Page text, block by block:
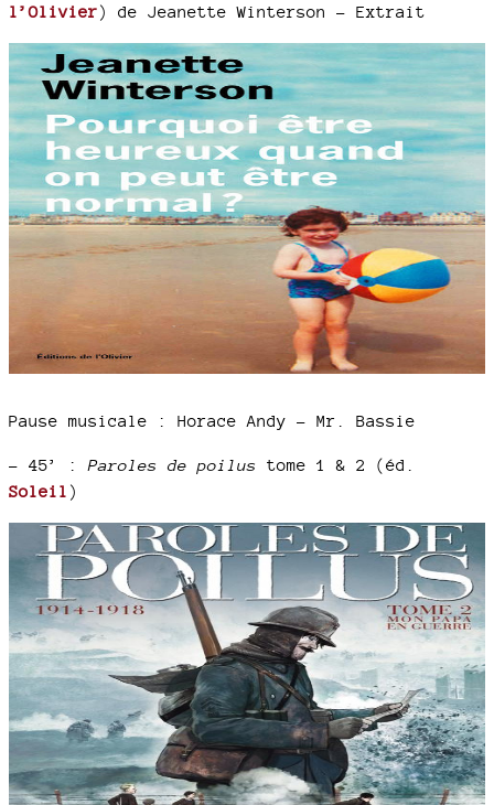
l’Olivier) de Jeanette Winterson – Extrait
Pause musicale : Horace Andy – Mr. Bassie
– 45’ : Paroles de poilus
tome 1 & 2 (éd.
Soleil )